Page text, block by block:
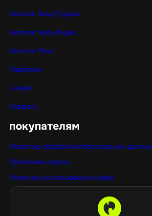
Каталог Sony Турция
Каталог Sony Индия
Каталог Xbox
Подписки
Скидки
Корзина
покупателям
Политика обработки персональных данных
Публичная оферта
Политика использования cookie
Оптовые покупки